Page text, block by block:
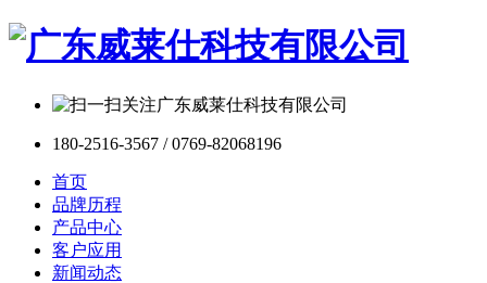
180-2516-3567 / 0769-82068196
首页
品牌历程
产品中心
客户应用
新闻动态